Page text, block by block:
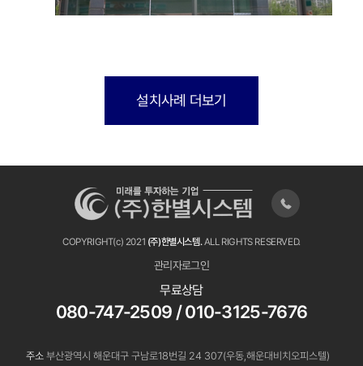
설치사례 더보기
COPYRIGHT(c) 2021 (주)한별시스템.ALL RIGHTS RESERVED.
관리자로그인
무료상담
080-747-2509 / 010-3125-7676
주소부산광역시 해운대구 구남로18번길 24 307(우동,해운대비치오피스텔)